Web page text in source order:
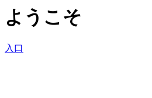
ようこそ
入口